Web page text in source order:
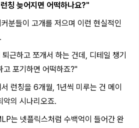
칭 늦어지면 어떡하나요?"
분들이 고개를 저으며 이런 현실적인
근하고 쪼개서 하는 건데, 디테일 챙기
고 포기하면 어떡하죠?"
런칭을 6개월, 1년씩 미루는 건 메이
악의 시나리오죠.
는 넷플릭스처럼 수백억이 들어간 완